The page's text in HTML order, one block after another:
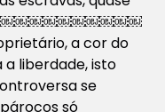
a cor do
a liberdade, isto
se
só